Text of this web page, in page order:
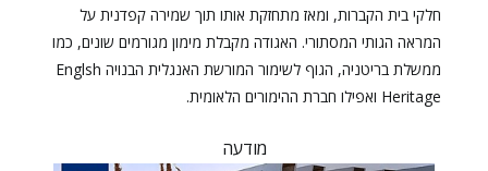
חלקי בית הקברות, ומאז מתחזקת אותו תוך שמירה קפדנית על
המראה הגותי המסתורי. האגודה מקבלת מימון מגורמים שונים, כמו
ממשלת בריטניה, הגוף לשימור המורשת האנגלית הבנויה Englsh
Heritage ואפילו חברת ההימורים הלאומית.
מודעה